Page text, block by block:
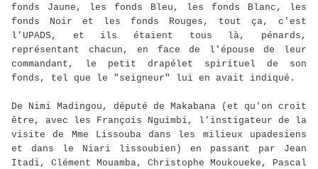
fonds Jaune, les fonds Bleu, les fonds Blanc, les
fonds Noir et les fonds Rouges, tout ça, c'est
l'UPADS, et ils étaient tous là, pénards,
représentant chacun, en face de l'épouse de leur
commandant, le petit drapélet spirituel de son
fonds, tel que le "seigneur" lui en avait indiqué.
De Nimi Madingou, député de Makabana (et qu'on croit
être, avec les François Nguimbi, l'instigateur de la
visite de Mme Lissouba dans les milieux upadesiens
et dans le Niari lissoubien) en passant par Jean
Itadi, Clément Mouamba, Christophe Moukoueke, Pascal